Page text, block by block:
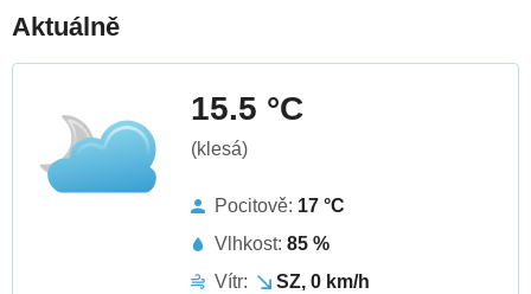
Aktuálně
15.5 °C
(klesá)
Pocitově: 17 °C
Vlhkost: 85 %
Vítr:
SZ, 0 km/h